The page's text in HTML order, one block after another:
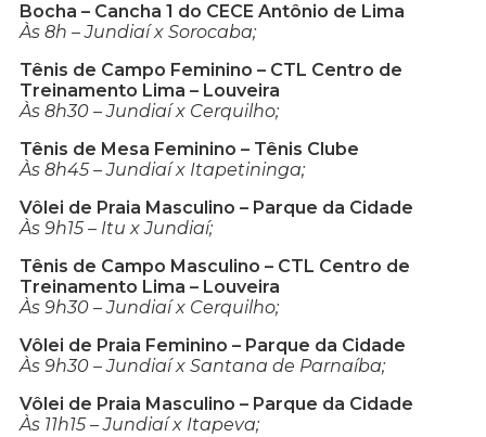
Bocha – Cancha 1 do CECE Antônio de Lima
Às 8h – Jundiaí x Sorocaba;
Tênis de Campo Feminino – CTL Centro de
Treinamento Lima – Louveira
Às 8h30 – Jundiaí x Cerquilho;
Tênis de Mesa Feminino – Tênis Clube
Às 8h45 – Jundiaí x Itapetininga;
Vôlei de Praia Masculino – Parque da Cidade
Às 9h15 – Itu x Jundiaí;
Tênis de Campo Masculino – CTL Centro de
Treinamento Lima – Louveira
Às 9h30 – Jundiaí x Cerquilho;
Vôlei de Praia Feminino – Parque da Cidade
Às 9h30 – Jundiaí x Santana de Parnaíba;
Vôlei de Praia Masculino – Parque da Cidade
Às 11h15 – Jundiaí x Itapeva;